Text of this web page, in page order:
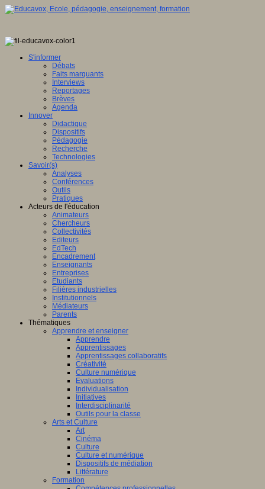
S'informer
Débats
Faits marquants
Interviews
Reportages
Brèves
Agenda
Innover
Didactique
Dispositifs
Pédagogie
Recherche
Technologies
Savoir(s)
Analyses
Conférences
Outils
Pratiques
Acteurs de l'éducation
Animateurs
Chercheurs
Collectivités
Editeurs
EdTech
Encadrement
Enseignants
Entreprises
Etudiants
Filières industrielles
Institutionnels
Médiateurs
Parents
Thématiques
Apprendre et enseigner
Apprendre
Apprentissages
Apprentissages collaboratifs
Créativité
Culture numérique
Evaluations
Individualisation
Initiatives
Interdisciplinarité
Outils pour la classe
Arts et Culture
Art
Cinéma
Culture
Culture et numérique
Dispositifs de médiation
Littérature
Formation